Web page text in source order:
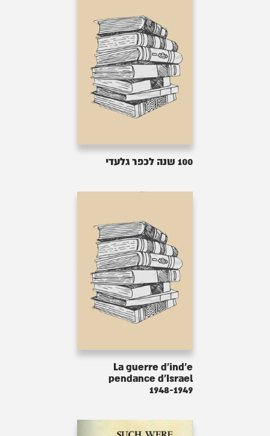
100 שנה לכפר גלעדי
La guerre d'ind'e
pendance d'Israel
1948-1949